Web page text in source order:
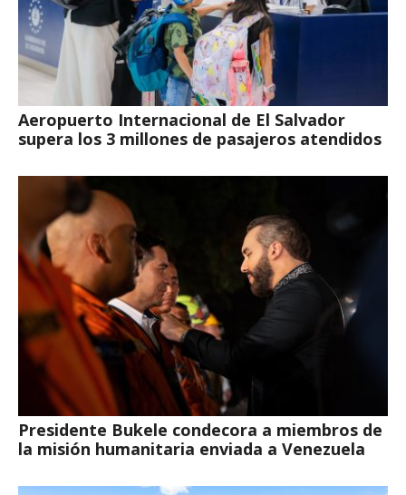
Aeropuerto Internacional de El Salvador
supera los 3 millones de pasajeros atendidos
Presidente Bukele condecora a miembros de
la misión humanitaria enviada a Venezuela